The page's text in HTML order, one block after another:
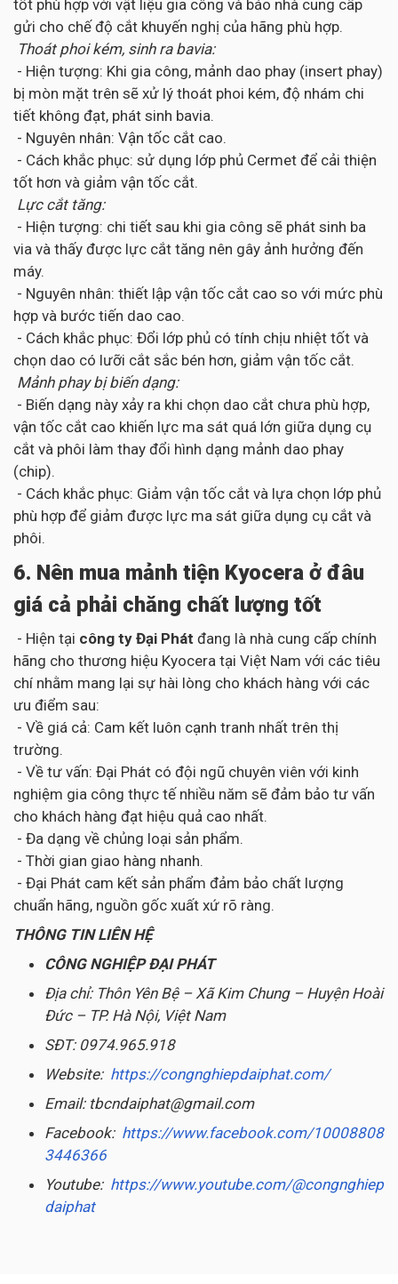
tốt phù hợp với vật liệu gia công và báo nhà cung cấp
gửi cho chế độ cắt khuyến nghị của hãng phù hợp.
Thoát phoi kém, sinh ra bavia:
- Hiện tượng: Khi gia công, mảnh dao phay (insert phay)
bị mòn mặt trên sẽ xử lý thoát phoi kém, độ nhám chi
tiết không đạt, phát sinh bavia.
- Nguyên nhân: Vận tốc cắt cao.
- Cách khắc phục: sử dụng lớp phủ Cermet để cải thiện
tốt hơn và giảm vận tốc cắt.
Lực cắt tăng:
- Hiện tượng: chi tiết sau khi gia công sẽ phát sinh ba
via và thấy được lực cắt tăng nên gây ảnh hưởng đến
máy.
- Nguyên nhân: thiết lập vận tốc cắt cao so với mức phù
hợp và bước tiến dao cao.
- Cách khắc phục: Đổi lớp phủ có tính chịu nhiệt tốt và
chọn dao có lưỡi cắt sắc bén hơn, giảm vận tốc cắt.
Mảnh phay bị biến dạng:
- Biến dạng này xảy ra khi chọn dao cắt chưa phù hợp,
vận tốc cắt cao khiến lực ma sát quá lớn giữa dụng cụ
cắt và phôi làm thay đổi hình dạng mảnh dao phay
(chip).
- Cách khắc phục: Giảm vận tốc cắt và lựa chọn lớp phủ
phù hợp để giảm được lực ma sát giữa dụng cụ cắt và
phôi.
6. Nên mua mảnh tiện Kyocera ở đâu
giá cả phải chăng chất lượng tốt
- Hiện tại công ty Đại Phát đang là nhà cung cấp chính
hãng cho thương hiệu Kyocera tại Việt Nam với các tiêu
chí nhằm mang lại sự hài lòng cho khách hàng với các
ưu điểm sau:
- Về giá cả: Cam kết luôn cạnh tranh nhất trên thị
trường.
- Về tư vấn: Đại Phát có đội ngũ chuyên viên với kinh
nghiệm gia công thực tế nhiều năm sẽ đảm bảo tư vấn
cho khách hàng đạt hiệu quả cao nhất.
- Đa dạng về chủng loại sản phẩm.
- Thời gian giao hàng nhanh.
- Đại Phát cam kết sản phẩm đảm bảo chất lượng
chuẩn hãng, nguồn gốc xuất xứ rõ ràng.
THÔNG TIN LIÊN HỆ
CÔNG NGHIỆP ĐẠI PHÁT
Địa chỉ: Thôn Yên Bệ – Xã Kim Chung – Huyện Hoài
Đức – TP. Hà Nội, Việt Nam
SĐT: 0974.965.918
Website: https://congnghiepdaiphat.com/
Email: tbcndaiphat@gmail.com
Facebook: https://www.facebook.com/10008808
3446366
Youtube: https://www.youtube.com/@congnghiep
daiphat